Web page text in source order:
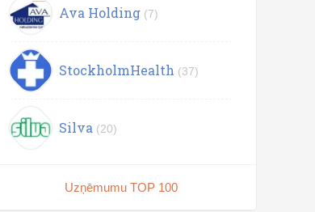
Ava Holding (7)
StockholmHealth (37)
Silva (20)
Uzņēmumu TOP 100